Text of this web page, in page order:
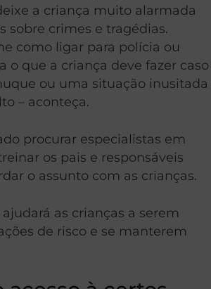
a criança muito alarmada
sobre crimes e tragédias.
como ligar para polícia ou
o que a criança deve fazer caso
ou uma situação inusitada
– aconteça.
procurar especialistas em
os pais e responsáveis
o assunto com as crianças.
as crianças a serem
de risco e se manterem